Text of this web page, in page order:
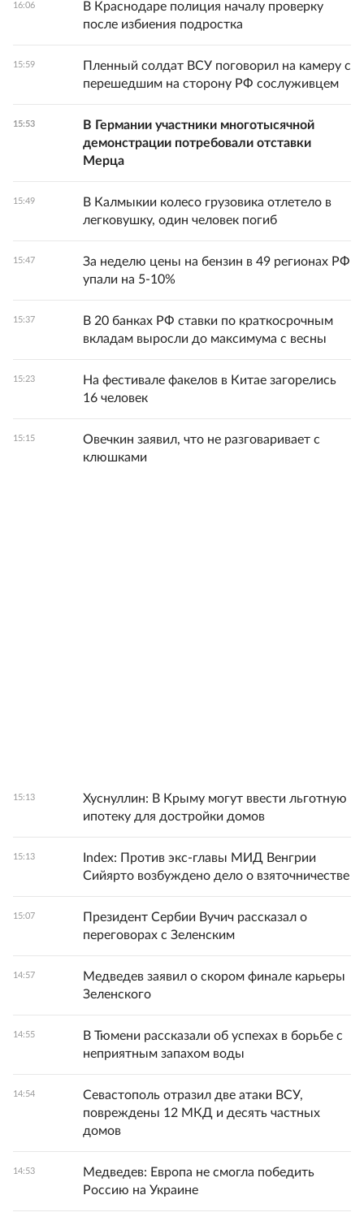
16:06
В Краснодаре полиция началу проверку
после избиения подростка
15:59
Пленный солдат ВСУ поговорил на камеру с
перешедшим на сторону РФ сослуживцем
15:53
В Германии участники многотысячной
демонстрации потребовали отставки
Мерца
15:49
В Калмыкии колесо грузовика отлетело в
легковушку, один человек погиб
15:47
За неделю цены на бензин в 49 регионах РФ
упали на 5-10%
15:37
В 20 банках РФ ставки по краткосрочным
вкладам выросли до максимума с весны
15:23
На фестивале факелов в Китае загорелись
16 человек
15:15
Овечкин заявил, что не разговаривает с
клюшками
15:13
Хуснуллин: В Крыму могут ввести льготную
ипотеку для достройки домов
15:13
Index: Против экс-главы МИД Венгрии
Сийярто возбуждено дело о взяточничестве
15:07
Президент Сербии Вучич рассказал о
переговорах с Зеленским
14:57
Медведев заявил о скором финале карьеры
Зеленского
14:55
В Тюмени рассказали об успехах в борьбе с
неприятным запахом воды
14:54
Севастополь отразил две атаки ВСУ,
повреждены 12 МКД и десять частных
домов
14:53
Медведев: Европа не смогла победить
Россию на Украине